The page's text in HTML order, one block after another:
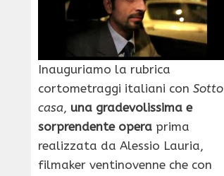
Inauguriamo la rubrica
cortometraggi italiani con Sotto
casa, una gradevolissima e
sorprendente opera prima
realizzata da Alessio Lauria,
filmaker ventinovenne che con